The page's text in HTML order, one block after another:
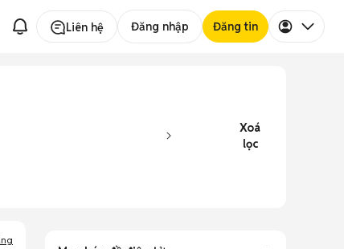
Liên hệ Đăng nhập Đăng tin
Xoá
lọc